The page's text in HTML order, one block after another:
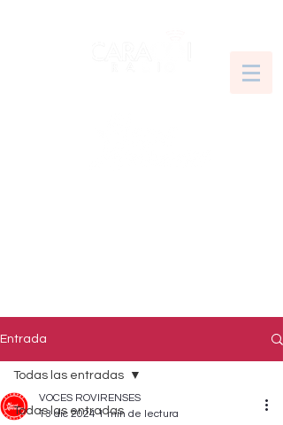
Entrada
Todas las entradas
Todas las entradas
VOCES ROVIRENSES
13 dic 2024 1 min de lectura